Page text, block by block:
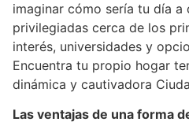
imaginar cómo sería tu día a
privilegiadas cerca de los
interés, universidades y
Encuentra tu propio hogar
dinámica y cautivadora
Las ventajas de una forma